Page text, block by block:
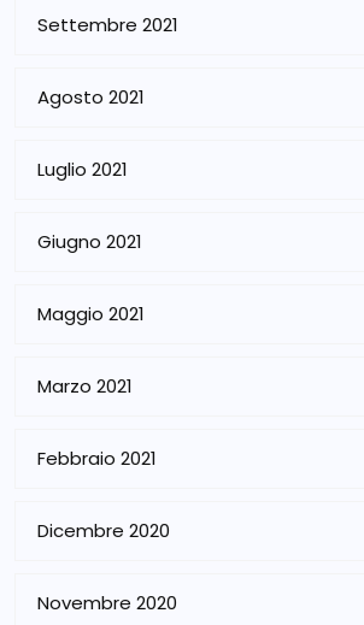
Settembre 2021
Agosto 2021
Luglio 2021
Giugno 2021
Maggio 2021
Marzo 2021
Febbraio 2021
Dicembre 2020
Novembre 2020